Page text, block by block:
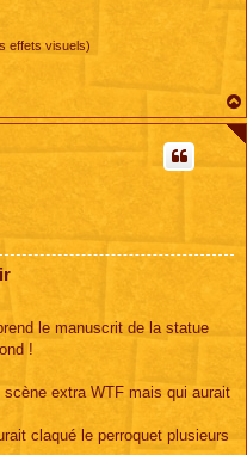
effets visuels)
le manuscrit de la statue
!
extra WTF mais qui aurait
claqué le perroquet plusieurs